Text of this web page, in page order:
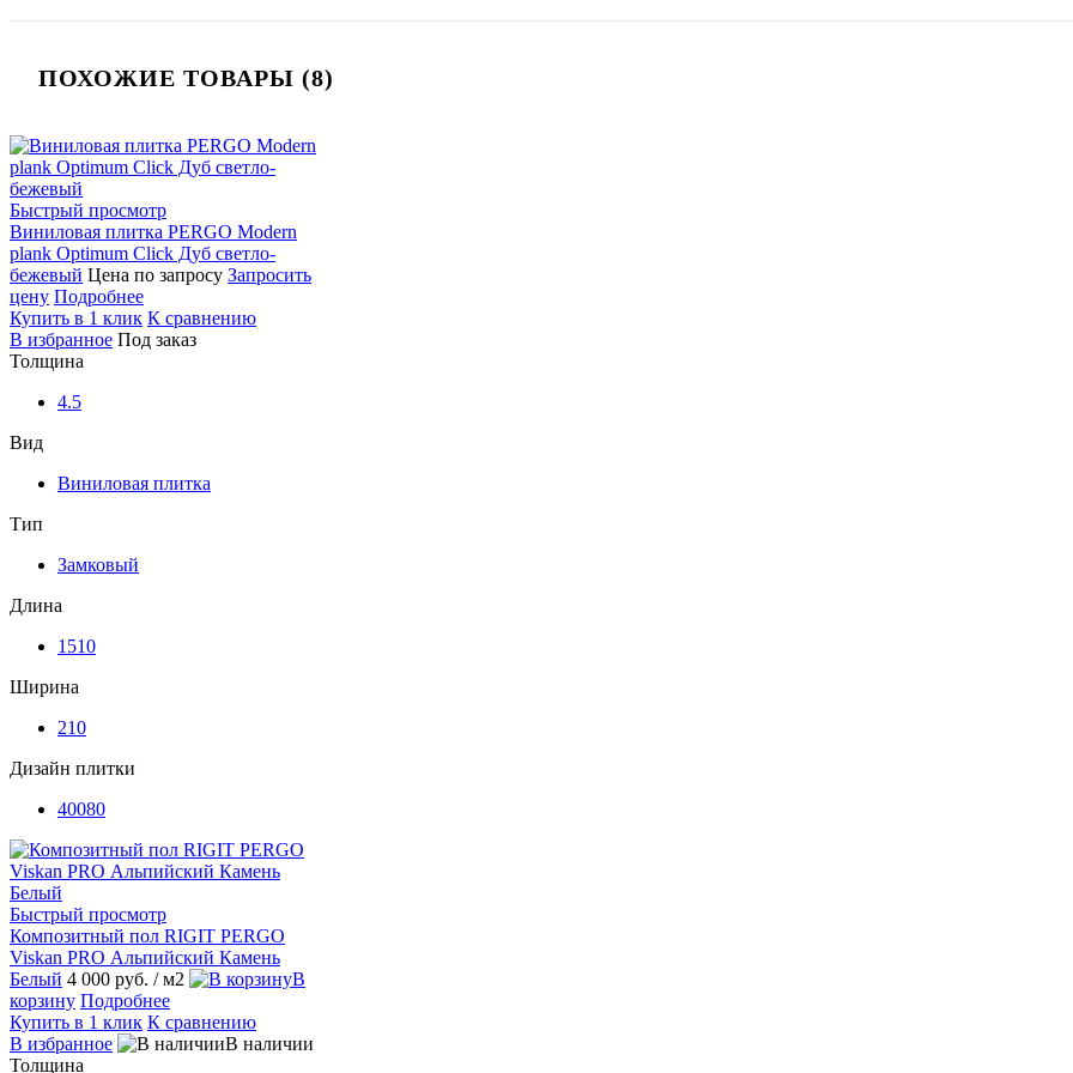
ПОХОЖИЕ ТОВАРЫ (8)
Быстрый просмотр
Виниловая плитка PERGO Modern
plank Optimum Click Дуб светло-
бежевый Цена по запросу Запросить
цену Подробнее
Купить в 1 клик К сравнению
В избранное Под заказ
Толщина
4.5
Вид
Виниловая плитка
Тип
Замковый
Длина
1510
Ширина
210
Дизайн плитки
40080
Быстрый просмотр
Композитный пол RIGIT PERGO
Viskan PRO Альпийский Камень
Белый 4 000 руб. / м2
В
корзину Подробнее
Купить в 1 клик К сравнению
В избранное
В наличии
Толщина